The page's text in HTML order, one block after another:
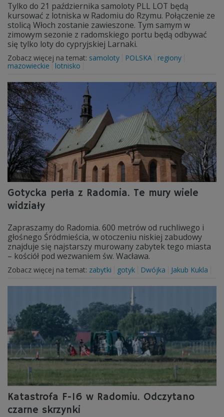
Tylko do 21 października samoloty PLL LOT będą
kursować z lotniska w Radomiu do Rzymu. Połączenie ze
stolicą Włoch zostanie zawieszone. Tym samym w
zimowym sezonie z radomskiego portu będą odbywać
się tylko loty do cypryjskiej Larnaki.
Zobacz więcej na temat: samoloty POLSKA
regiony
mazowieckie
lotnisko
Gotycka perła z Radomia. Te mury wiele
widziały
Zapraszamy do Radomia. 600 metrów od ruchliwego i
głośnego Śródmieścia, w otoczeniu niskiej zabudowy
znajduje się najstarszy murowany zabytek tego miasta
– kościół pod wezwaniem św. Wacława.
Zobacz więcej na temat: zabytki gotyk Dwójka Jakub Kukla
Katastrofa F-16 w Radomiu. Odczytano
czarne skrzynki